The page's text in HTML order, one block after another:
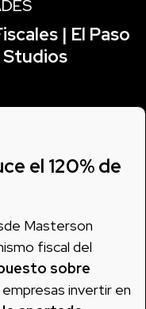
| El Paso
Studios
el 120% de
Masterson
fiscal del
sobre
invertir en